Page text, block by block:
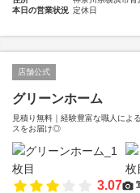
本日の営業状況 定休日
店舗公式
グリーンホーム
見積り無料｜経験豊富な職人によ
スをお届け◎
3.07